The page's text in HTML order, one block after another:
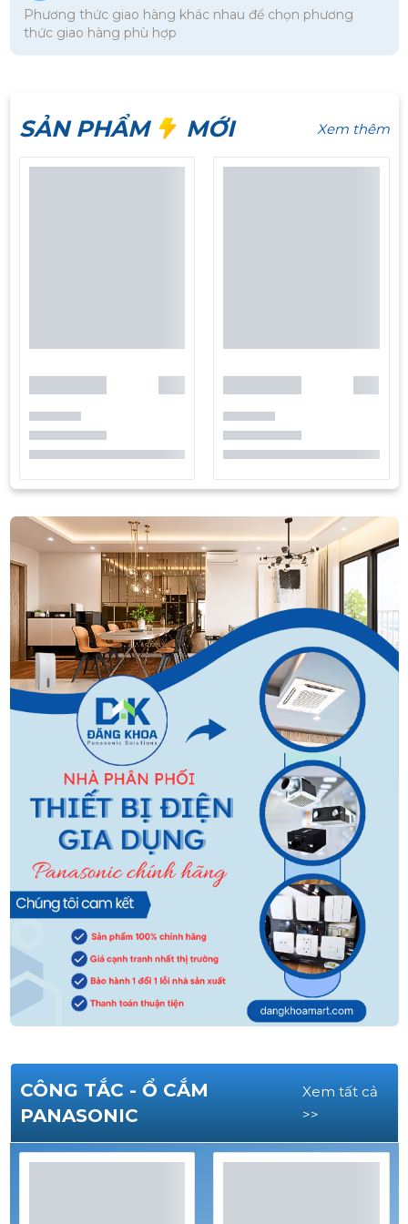
Phương thức giao hàng khác nhau để chọn phương
thức giao hàng phù hợp
SẢN PHẨM MỚI Xem thêm
CÔNG TẮC - Ổ CẮM
PANASONIC
Xem tất cả
>>